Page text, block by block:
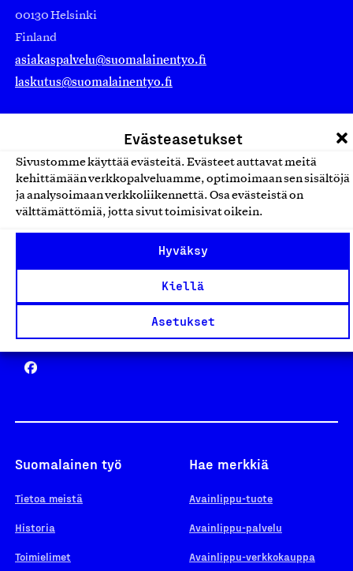
Evästeasetukset
Sivustomme käyttää evästeitä. Evästeet auttavat meitä
kehittämään verkkopalveluamme, optimoimaan sen sisältöjä
ja analysoimaan verkkoliikennettä. Osa evästeistä on
välttämättömiä, jotta sivut toimisivat oikein.
Hyväksy
Kiellä
Asetukset
00130 Helsinki
Finland
asiakaspalvelu@suomalainentyo.fi
laskutus@suomalainentyo.fi
Avainlippu
Yhteiskunnallinen Yritys -merkki
Suomalainen työ
Tietoa meistä
Historia
Toimielimet
Hae merkkiä
Avainlippu-tuote
Avainlippu-palvelu
Avainlippu-verkkokauppa